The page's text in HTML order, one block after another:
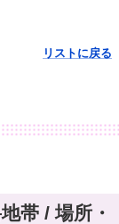
リストに戻る
帯 / 場所・